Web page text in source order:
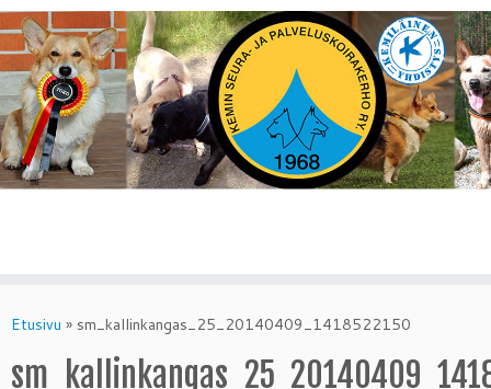
toEtusivu » sm_kallinkangas_25_20140409_1418522150